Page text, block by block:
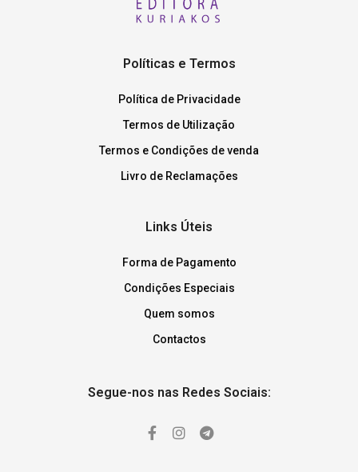
Políticas e Termos
Política de Privacidade
Termos de Utilização
Termos e Condições de venda
Livro de Reclamações
Links Úteis
Forma de Pagamento
Condições Especiais
Quem somos
Contactos
Segue-nos nas Redes Sociais: